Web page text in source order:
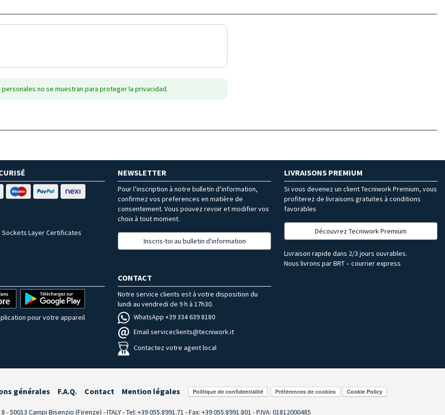
no se muestran para proteger la privacidad.
Sockets Layer Certificates
NEWSLETTER
Pour l’inscription à notre bulletin d’information,
confirmez vos preferences en matière de
consentement. Vous pouvez revoir et modifier vos
choix à tout moment.
Inscris-toi au bulletin d'information
LIVRAISONS PREMIUM
Si vous devenez un client Tecniwork Premium, vous
profiterez de livraisons gratuites à conditions
favorables
Découvrez Tecniwork Premium
Livraison rapide dans 2/3 jours ouvrables.
Nous livrons par BRT – courrier express
pour votre appareil
CONTACT
Notre service clients est à votre disposition du
lundi au vendredi de 9 h à 17h30.
WhatsApp +39 334 639 8180
Email serviceclients@tecniwork.it
Contactez votre agent local
générales F.A.Q. Contact Mention légales Préférences de cookies
- 50013 Campi Bisenzio (Firenze) - ITALY - Tel: +39 055.8991.71 - Fax: +39 055.8991.801 - P.IVA: 01812000485